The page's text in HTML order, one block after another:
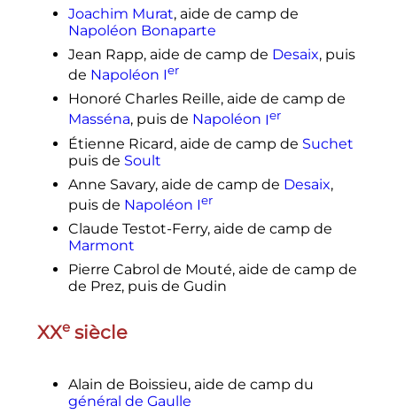
Joachim Murat, aide de camp de
Napoléon Bonaparte
Jean Rapp, aide de camp de Desaix, puis
de Napoléon Ier
Honoré Charles Reille, aide de camp de
Masséna, puis de Napoléon Ier
Étienne Ricard, aide de camp de Suchet
puis de Soult
Anne Savary, aide de camp de Desaix,
puis de Napoléon Ier
Claude Testot-Ferry, aide de camp de
Marmont
Pierre Cabrol de Mouté, aide de camp de
de Prez, puis de Gudin
XXe siècle
Alain de Boissieu, aide de camp du
général de Gaulle